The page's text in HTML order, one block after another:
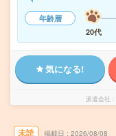
年齢層
20代
気になる!
派遣会社
未読 掲載日 2026/08/08